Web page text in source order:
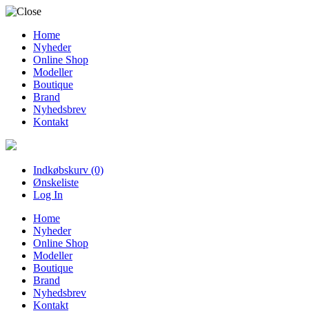
Home
Nyheder
Online Shop
Modeller
Boutique
Brand
Nyhedsbrev
Kontakt
Indkøbskurv (0)
Ønskeliste
Log In
Home
Nyheder
Online Shop
Modeller
Boutique
Brand
Nyhedsbrev
Kontakt